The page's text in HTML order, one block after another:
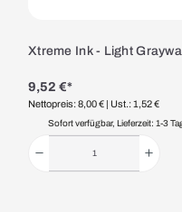
Xtreme Ink - Light
9,52 €*
Nettopreis: 8,00 € | Ust.: 1,52 €
Sofort verfügbar, Lieferzeit: 1-3